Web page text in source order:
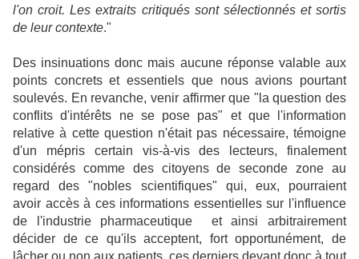
l'on croit. Les extraits critiqués sont sélectionnés et sortis
de leur contexte."
Des insinuations donc mais aucune réponse valable aux
points concrets et essentiels que nous avions pourtant
soulevés. En revanche, venir affirmer que "la question des
conflits d'intérêts ne se pose pas" et que l'information
relative à cette question n'était pas nécessaire, témoigne
d'un mépris certain vis-à-vis des lecteurs, finalement
considérés comme des citoyens de seconde zone au
regard des "nobles scientifiques" qui, eux, pourraient
avoir accès à ces informations essentielles sur l'influence
de l'industrie pharmaceutique et ainsi arbitrairement
décider de ce qu'ils acceptent, fort opportunément, de
lâcher ou non aux patients, ces derniers devant donc à tout